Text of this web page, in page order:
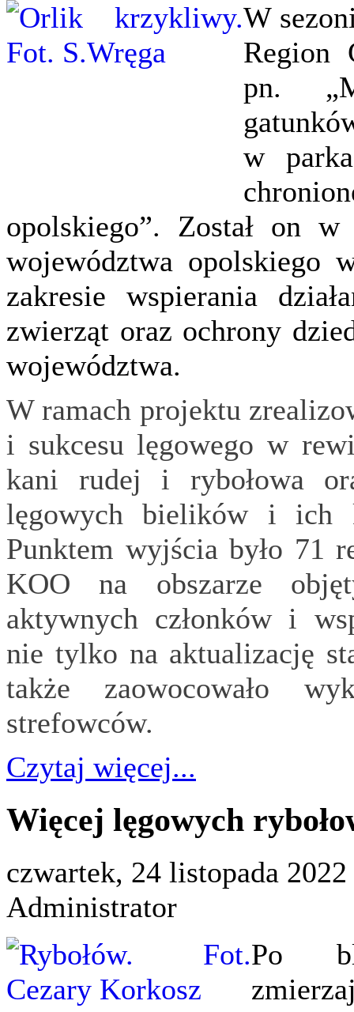
W
Region
pn.
w
opolskiego”. Został on w
województwa opolskiego
zakresie wspierania
zwierząt oraz ochrony
województwa.
W ramach projektu
i sukcesu lęgowego w
kani rudej i rybołowa
lęgowych bielików i ich
Punktem wyjścia było 71
KOO na obszarze
aktywnych członków i
nie tylko na aktualizację
także zaowocowało
strefowców.
Czytaj więcej...
Więcej lęgowych
czwartek, 24 listopada
Administrator
Po